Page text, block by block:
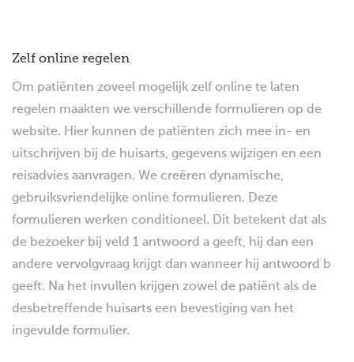
Zelf online regelen
Om patiënten zoveel mogelijk zelf online te laten
regelen maakten we verschillende formulieren op de
website. Hier kunnen de patiënten zich mee in- en
uitschrijven bij de huisarts, gegevens wijzigen en een
reisadvies aanvragen. We creëren dynamische,
gebruiksvriendelijke online formulieren. Deze
formulieren werken conditioneel. Dit betekent dat als
de bezoeker bij veld 1 antwoord a geeft, hij dan een
andere vervolgvraag krijgt dan wanneer hij antwoord b
geeft. Na het invullen krijgen zowel de patiënt als de
desbetreffende huisarts een bevestiging van het
ingevulde formulier.